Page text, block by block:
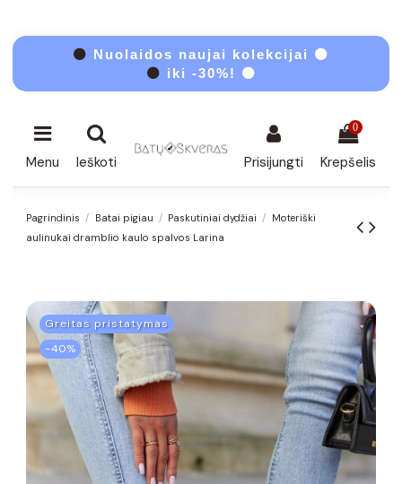
⚫ Nuolaidos naujai kolekcijai ⚫
⚫ iki -30%! ⚫
Menu Ieškoti Prisijungti
0
Krepšelis
Pagrindinis Batai pigiau Paskutiniai dydžiai
Moteriški
aulinukai dramblio kaulo spalvos Larina
Greitas pristatymas
−40%